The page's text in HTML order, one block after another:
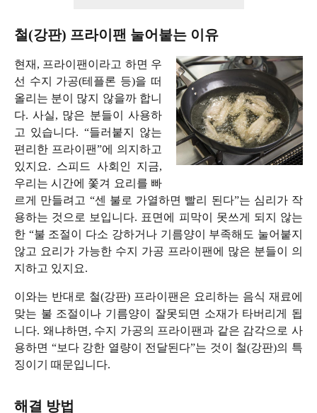
철(강판) 프라이팬 눌어붙는 이유
현재, 프라이팬이라고 하면 우
선 수지 가공(테플론 등)을 떠
올리는 분이 많지 않을까 합니
다. 사실, 많은 분들이 사용하
고 있습니다. “들러붙지 않는
편리한 프라이팬”에 의지하고
있지요. 스피드 사회인 지금,
우리는 시간에 쫓겨 요리를 빠
르게 만들려고 “센 불로 가열하면 빨리 된다”는 심리가 작
용하는 것으로 보입니다. 표면에 피막이 못쓰게 되지 않는
한 “불 조절이 다소 강하거나 기름양이 부족해도 눌어붙지
않고 요리가 가능한 수지 가공 프라이팬에 많은 분들이 의
지하고 있지요.
이와는 반대로 철(강판) 프라이팬은 요리하는 음식 재료에
맞는 불 조절이나 기름양이 잘못되면 소재가 타버리게 됩
니다. 왜냐하면, 수지 가공의 프라이팬과 같은 감각으로 사
용하면 “보다 강한 열량이 전달된다”는 것이 철(강판)의 특
징이기 때문입니다.
해결 방법